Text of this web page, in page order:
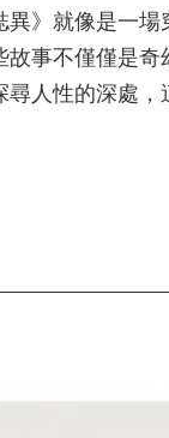
異》就像是一
故事不僅僅是奇
人性的深處，